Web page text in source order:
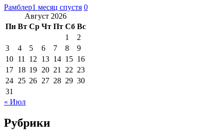
Рамблер1 месяц спустя 0
Август 2026
Пн Вт Ср Чт Пт Сб Вс
1
2
3
4 5 6 7 8
9
10 11 12 13 14 15 16
17 18 19 20 21 22 23
24 25 26 27 28 29 30
31
« Июл
Рубрики